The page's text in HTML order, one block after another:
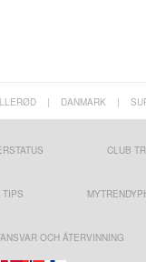
| DANMARK |
CLUB
TIPS
OCH ÅTERVINNING